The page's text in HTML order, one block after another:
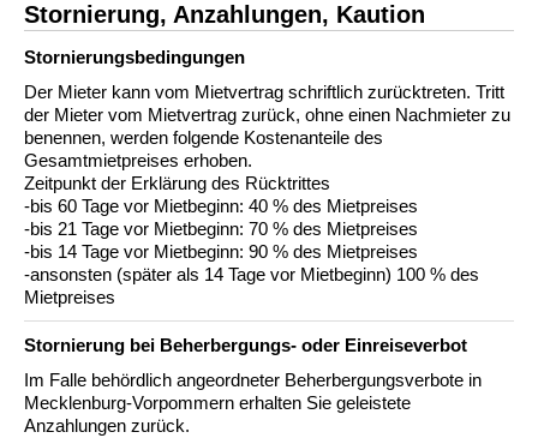
Stornierung, Anzahlungen, Kaution
Stornierungs­bedingungen
Der Mieter kann vom Mietvertrag schriftlich zurücktreten. Tritt
der Mieter vom Mietvertrag zurück, ohne einen Nachmieter zu
benennen, werden folgende Kostenanteile des
Gesamtmietpreises erhoben.
Zeitpunkt der Erklärung des Rücktrittes
-bis 60 Tage vor Mietbeginn: 40 % des Mietpreises
-bis 21 Tage vor Mietbeginn: 70 % des Mietpreises
-bis 14 Tage vor Mietbeginn: 90 % des Mietpreises
-ansonsten (später als 14 Tage vor Mietbeginn) 100 % des
Mietpreises
Stornierung bei Beherbergungs- oder Einreiseverbot
Im Falle behördlich angeordneter Beherbergungsverbote in
Mecklenburg-Vorpommern erhalten Sie geleistete
Anzahlungen zurück.